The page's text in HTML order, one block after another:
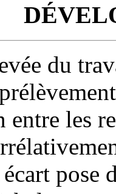
du
entre les
pose